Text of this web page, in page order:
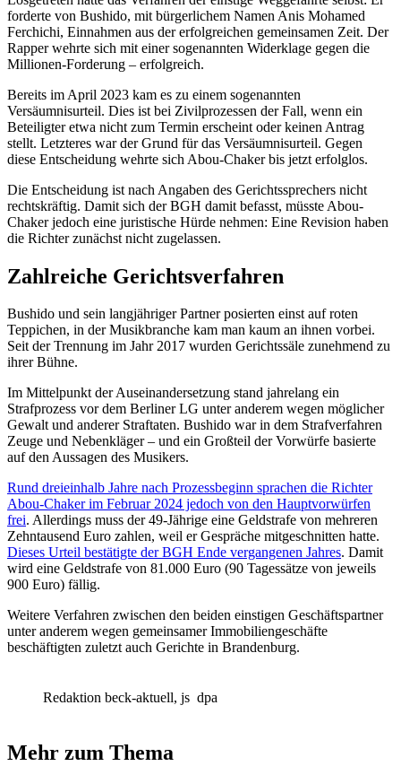
forderte von Bushido, mit bürgerlichem Namen Anis Mohamed
Ferchichi, Einnahmen aus der erfolgreichen gemeinsamen Zeit. Der
Rapper wehrte sich mit einer sogenannten Widerklage gegen die
Millionen-Forderung – erfolgreich.
Bereits im April 2023 kam es zu einem sogenannten
Versäumnisurteil. Dies ist bei Zivilprozessen der Fall, wenn ein
Beteiligter etwa nicht zum Termin erscheint oder keinen Antrag
stellt. Letzteres war der Grund für das Versäumnisurteil. Gegen
diese Entscheidung wehrte sich Abou-Chaker bis jetzt erfolglos.
Die Entscheidung ist nach Angaben des Gerichtssprechers nicht
rechtskräftig. Damit sich derBGH damit befasst, müsste Abou-
Chaker jedoch eine juristische Hürde nehmen: Eine Revision haben
die Richter zunächst nicht zugelassen.
Zahlreiche Gerichtsverfahren
Bushido und sein langjähriger Partner posierten einst auf roten
Teppichen, in der Musikbranche kam man kaum an ihnen vorbei.
Seit der Trennung im Jahr 2017 wurden Gerichtssäle zunehmend zu
ihrer Bühne.
Im Mittelpunkt der Auseinandersetzung stand jahrelang ein
Strafprozess vor dem Berliner LG unter anderem wegen möglicher
Gewalt und anderer Straftaten. Bushido war in dem Strafverfahren
Zeuge und Nebenkläger – und ein Großteil der Vorwürfe basierte
auf den Aussagen des Musikers.
Rund dreieinhalb Jahre nach Prozessbeginn sprachen die Richter
Abou-Chaker im Februar 2024 jedoch von den Hauptvorwürfen
frei. Allerdings muss der 49-Jährige eine Geldstrafe von mehreren
Zehntausend Euro zahlen, weil er Gespräche mitgeschnitten hatte.
Dieses Urteil bestätigte derBGH Ende vergangenen Jahres. Damit
wird eine Geldstrafe von 81.000 Euro (90 Tagessätze von jeweils
900 Euro) fällig.
Weitere Verfahren zwischen den beiden einstigen Geschäftspartner
unter anderem wegen gemeinsamer Immobiliengeschäfte
beschäftigten zuletzt auch Gerichte in Brandenburg.
Redaktion beck-aktuell, js dpa
Mehr zum Thema